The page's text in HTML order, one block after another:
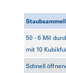
50 - 6 Mil
mit 10
Schnell